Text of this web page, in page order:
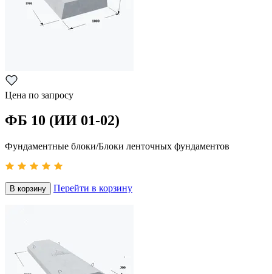
Цена по запросу
ФБ 10 (ИИ 01-02)
Фундаментные блоки/Блоки ленточных фундаментов
В корзину Перейти в корзину